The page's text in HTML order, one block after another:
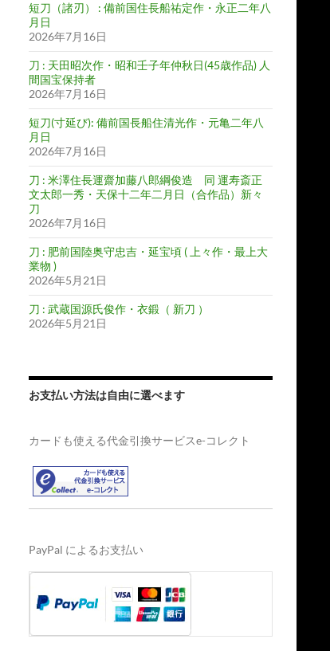
短刀（諸刃） : 備前国住長船祐定作・永正二年八
月日
2026年7月16日
刀 : 天田昭次作・昭和壬子年仲秋日(45歳作品) 人
間国宝保持者
2026年7月16日
短刀(寸延び): 備前国長船住清光作・元亀二年八
月日
2026年7月16日
刀 : 米澤住長運齋加藤八郎綱俊造 同 運寿斎正
文太郎一秀・天保十二年二月日（合作品）新々
刀
2026年7月16日
刀 : 肥前国陸奥守忠吉・延宝頃 ( 上々作・最上大
業物 )
2026年5月21日
刀 : 武蔵国源氏俊作・衣鍛（ 新刀 ）
2026年5月21日
お支払い方法は自由に選べます
カードも使える代金引換サービスe-コレクト
PayPal によるお支払い